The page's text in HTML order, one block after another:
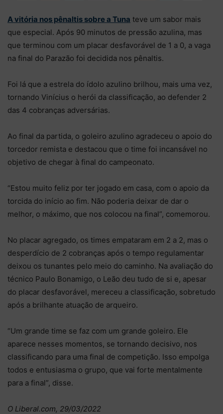
A vitória nos pênaltis sobre a Tuna teve um sabor mais
que especial. Após 90 minutos de pressão azulina, mas
que terminou com um placar desfavorável de 1 a 0, a vaga
na final do Parazão foi decidida nos pênaltis.
Foi lá que a estrela do ídolo azulino brilhou, mais uma vez,
tornando Vinícius o herói da classificação, ao defender 2
das 4 cobranças adversárias.
Ao final da partida, o goleiro azulino agradeceu o apoio do
torcedor remista e destacou que o time foi incansável no
objetivo de chegar à final do campeonato.
“Estou muito feliz por ter jogado em casa, com o apoio da
torcida do início ao fim. Não poderia deixar de dar o
melhor, o máximo, que nos colocou na final”, comemorou.
No placar agregado, os times empataram em 2 a 2, mas o
desperdício de 2 cobranças após o tempo regulamentar
deixou os tunantes pelo meio do caminho. Na avaliação do
técnico Paulo Bonamigo, o Leão deu tudo de si e, apesar
do placar desfavorável, mereceu a classificação, sobretudo
após a brilhante atuação de arqueiro.
“Um grande time se faz com um grande goleiro. Ele
aparece nesses momentos, se tornando decisivo, nos
classificando para uma final de competição. Isso empolga
todos e entusiasma o grupo, que vai forte mentalmente
para a final”, disse.
O Liberal.com, 29/03/2022